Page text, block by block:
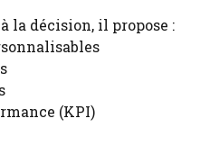
la décision, il propose :
(KPI)